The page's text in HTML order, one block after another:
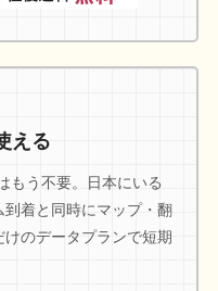
える
もう不要。日本にいる
着と同時にマップ・翻
のデータプランで短期